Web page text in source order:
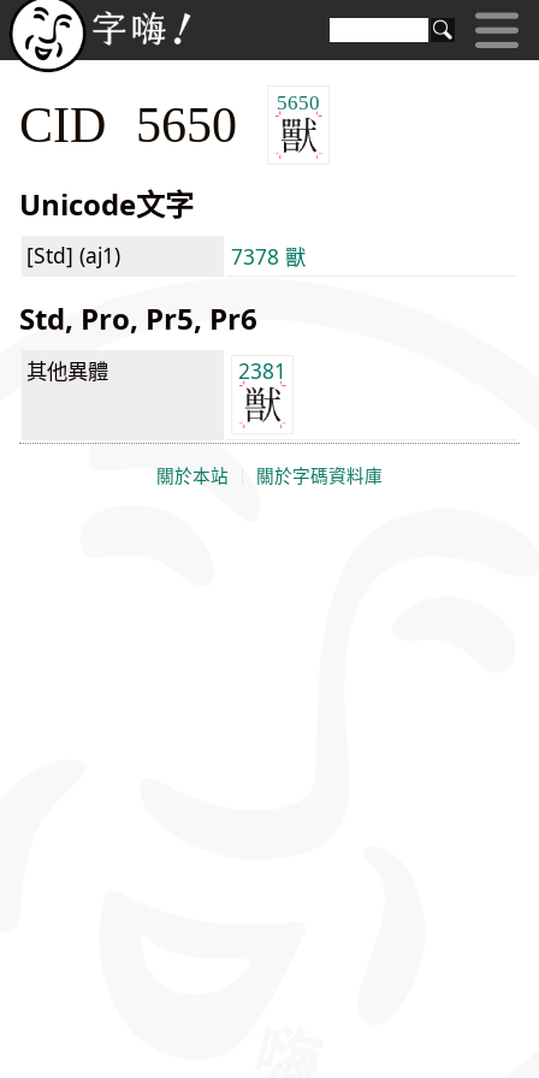
CID 5650 5650
Unicode文字
[Std] (aj1) 7378 獸
Std, Pro, Pr5, Pr6
其他異體 2381
關於本站 關於字碼資料庫